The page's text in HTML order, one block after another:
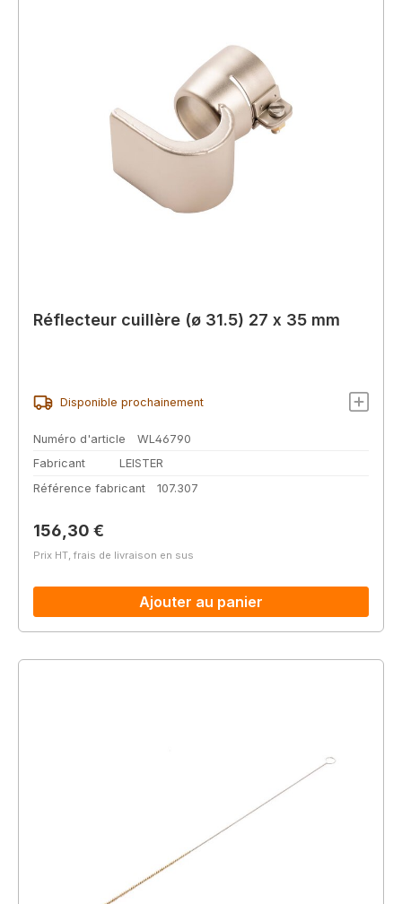
Réflecteur cuillère (ø 31.5) 27 x 35 mm
Disponible prochainement
Numéro d'article
WL46790
Fabricant
LEISTER
Référence fabricant
107.307
Prix régulier :
156,30 €
Prix HT, frais de livraison en sus
Ajouter au panier